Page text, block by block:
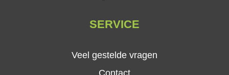
SERVICE
Veel gestelde vragen
Contact